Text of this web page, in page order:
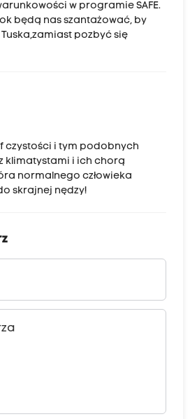
w programie SAFE.
będą nas szantażować, by
pozbyć się
czystości i tym podobnych
klimatystami i ich chorą
normalnego człowieka
skrajnej nędzy!